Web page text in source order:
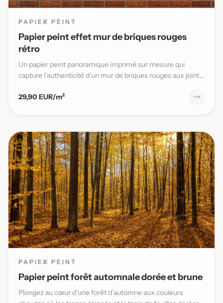
PAPIER PEINT
Papier peint effet mur de briques rouges
rétro
Un papier peint panoramique imprimé sur mesure qui
capture l’authenticité d’un mur de briques rouges aux joints
29,90 EUR/m²
PAPIER PEINT
Papier peint forêt automnale dorée et brune
Plongez au cœur d’une forêt d’automne aux couleurs